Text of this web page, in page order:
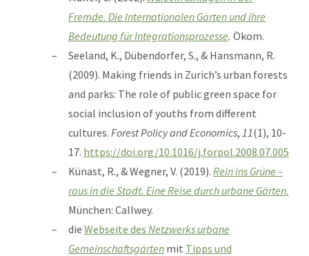
Fremde. Die Internationalen Gärten und ihre
Bedeutung für Integrationsprozesse. Ökom.
Seeland, K., Dübendorfer, S., & Hansmann, R.
(2009). Making friends in Zurich’s urban forests
and parks: The role of public green space for
social inclusion of youths from different
cultures. Forest Policy and Economics, 11(1), 10-
17. https://doi.org/10.1016/j.forpol.2008.07.005
Künast, R., & Wegner, V. (2019). Rein ins Grüne –
raus in die Stadt. Eine Reise durch urbane Gärten.
München: Callwey.
die Webseite des Netzwerks urbane
Gemeinschaftsgärten mit Tipps und